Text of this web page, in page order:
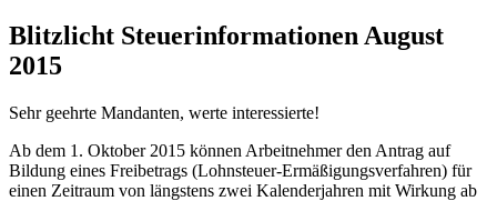
Blitzlicht Steuerinformationen August
2015
Sehr geehrte Mandanten, werte interessierte!
Ab dem 1. Oktober 2015 können Arbeitnehmer den Antrag auf
Bildung eines Freibetrags (Lohnsteuer-Ermäßigungsverfahren) für
einen Zeitraum von längstens zwei Kalenderjahren mit Wirkung ab